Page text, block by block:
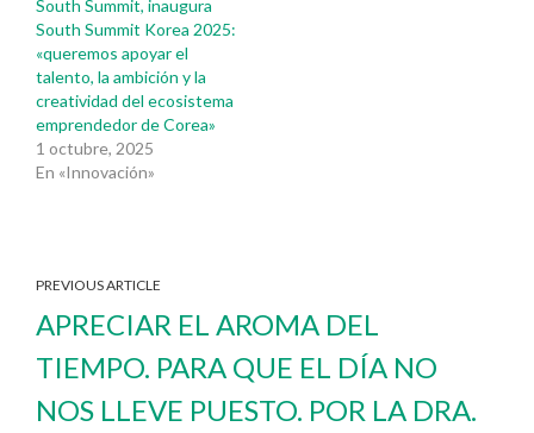
South Summit, inaugura
South Summit Korea 2025:
«queremos apoyar el
talento, la ambición y la
creatividad del ecosistema
emprendedor de Corea»
1 octubre, 2025
En «Innovación»
PREVIOUS ARTICLE
APRECIAR EL AROMA DEL
TIEMPO. PARA QUE EL DÍA NO
NOS LLEVE PUESTO. POR LA DRA.